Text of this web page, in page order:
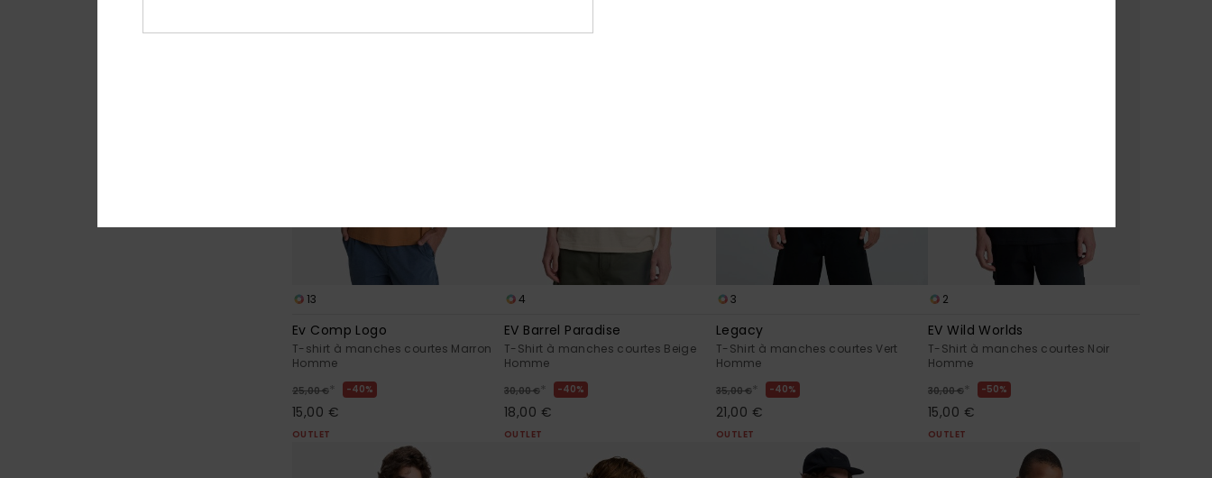
13
Ev Comp Logo
T-shirt à manches courtes Marron
Homme
25,00 € * 40%
15,00 €
OUTLET
4
EV Barrel Paradise
T-Shirt à manches courtes Beige
Homme
30,00 € * 40%
18,00 €
OUTLET
3
Legacy
T-Shirt à manches courtes Vert
Homme
35,00 € * 40%
21,00 €
OUTLET
2
EV Wild Worlds
T-Shirt à manches courtes Noir
Homme
30,00 € * 50%
15,00 €
OUTLET